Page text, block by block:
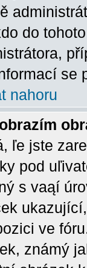
do
se
nahoru
ľe jste
pod
s vaąí
ve
známý